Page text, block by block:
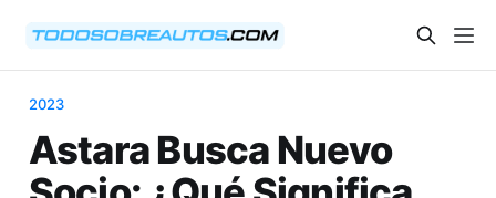
2023
Astara Busca Nuevo